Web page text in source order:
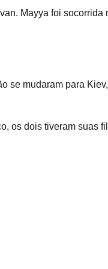
Mayya foi socorrida
se mudaram para
os dois tiveram suas